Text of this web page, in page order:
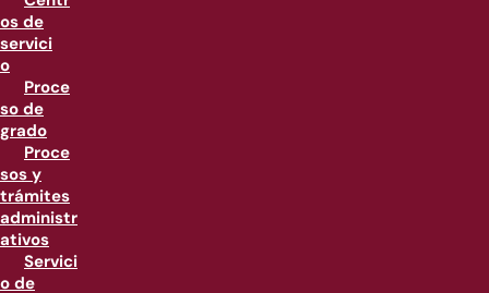
os de
servici
o
Proce
so de
grado
Proce
sos y
trámites
administr
ativos
Servici
o de